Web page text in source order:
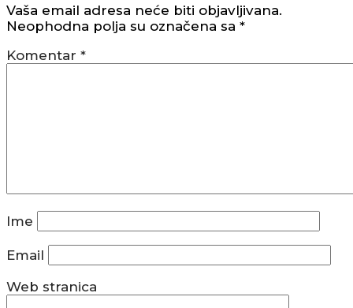
Vaša email adresa neće biti objavljivana.
Neophodna polja su označena sa *
Komentar *
Ime
Email
Web stranica